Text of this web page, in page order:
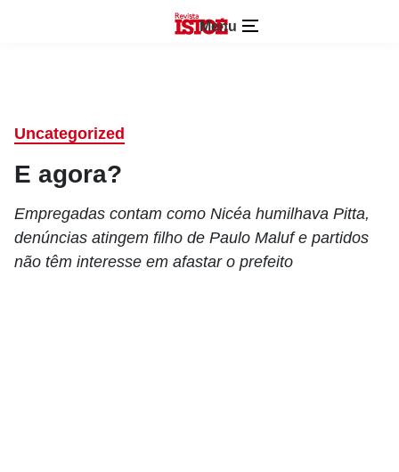
Menu
Uncategorized
E agora?
Empregadas contam como Nicéa humilhava Pitta,
denúncias atingem filho de Paulo Maluf e partidos
não têm interesse em afastar o prefeito